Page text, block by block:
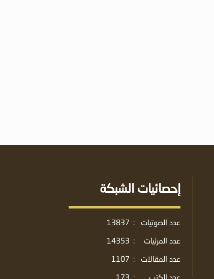
إحصائيات الشبكة
عدد الصوتيات :
13837
عدد المرئيات
:
14353
عدد المقالات
:
1107
عدد الكتب
:
173